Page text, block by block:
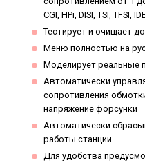
CGI, HPi, DISI, TSI, TFSI,
Тестирует и очищает
Меню полностью на
Моделирует реальные
Автоматически
сопротивления
напряжение форсунки
Автоматически
работы станции
Для удобства